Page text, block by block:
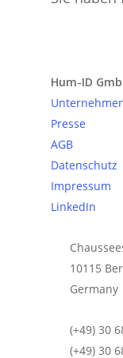
Hum-ID
Presse
AGB
Datenschutz
Impressum
LinkedIn
10115
Germany
(+49) 30
(+49) 30